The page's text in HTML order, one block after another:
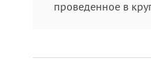
проведенное в